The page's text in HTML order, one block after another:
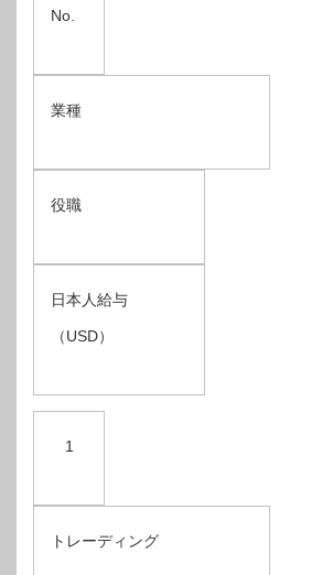
No.
業種
役職
日本人給与
（USD）
1
トレーディング